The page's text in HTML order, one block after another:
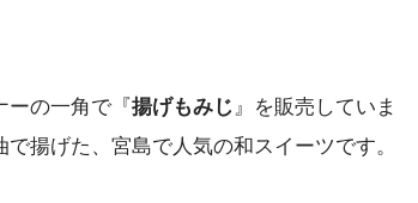
ーの一角で『揚げもみじ 』を販売していま
揚げた、宮島で人気の和スイーツです。